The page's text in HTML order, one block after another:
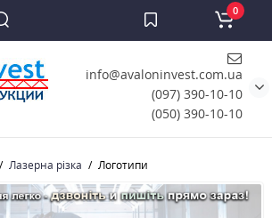
info@avaloninvest.com.ua
(097) 390-10-10
(050) 390-10-10
0
Лазерна різка Логотипи